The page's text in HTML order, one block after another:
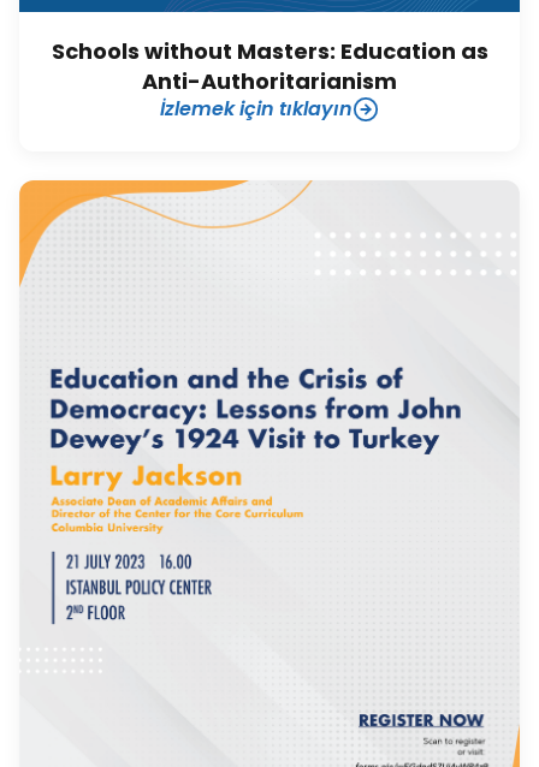
Schools without Masters: Education as
Anti-Authoritarianism
İzlemek için tıklayın